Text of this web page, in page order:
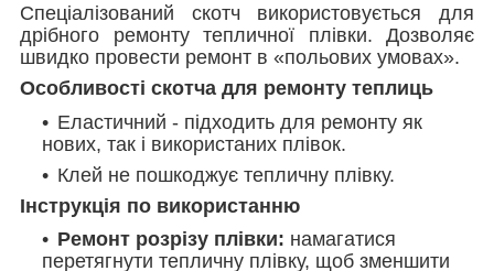
Спеціалізований скотч використовується для
дрібного ремонту тепличної плівки. Дозволяє
швидко провести ремонт в «польових умовах».
Особливості скотча для ремонту теплиць
Еластичний - підходить для ремонту як
нових, так і використаних плівок.
Клей не пошкоджує тепличну плівку.
Інструкція по використанню
Ремонт розрізу плівки: намагатися
перетягнути тепличну плівку, щоб зменшити